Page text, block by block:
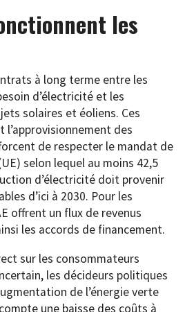
les
à long terme entre les
d’électricité et les
solaires et éoliens. Ces
des
de respecter le mandat de
selon lequel au moins 42,5
d’électricité doit provenir
d’ici à 2030. Pour les
offrent un flux de revenus
les accords de financement.
sur les consommateurs
les décideurs politiques
de l’énergie verte
une baisse des coûts à